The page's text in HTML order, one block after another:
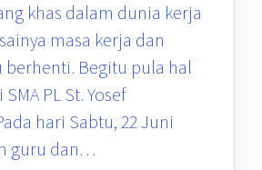
khas dalam dunia kerja
masa kerja dan
berhenti. Begitu pula hal
PL St. Yosef
hari Sabtu, 22 Juni
guru dan…